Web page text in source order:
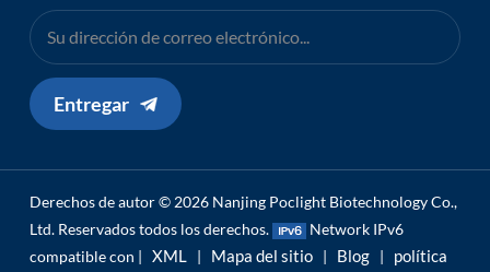
Entregar
Derechos de autor © 2026 Nanjing Poclight Biotechnology Co.,
Ltd. Reservados todos los derechos.
Network IPv6
compatible con | XML | Mapa del sitio | Blog | política